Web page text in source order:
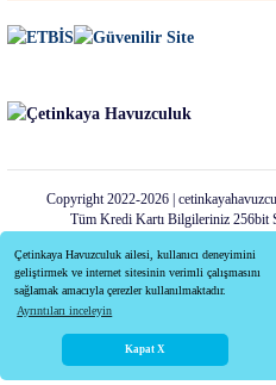
Çetinkaya Havuzculuk ailesi, kullanıcı deneyimini
geliştirmek ve internet sitesinin verimli çalışmasını
sağlamak amacıyla çerezler kullanılmaktadır.
Ayrıntıları inceleyin
Kapat X
Anasayfa Menü
Copyright 2022-2026 |
Tüm Kredi Kartı Bilgileriniz 256bit
ideasoft